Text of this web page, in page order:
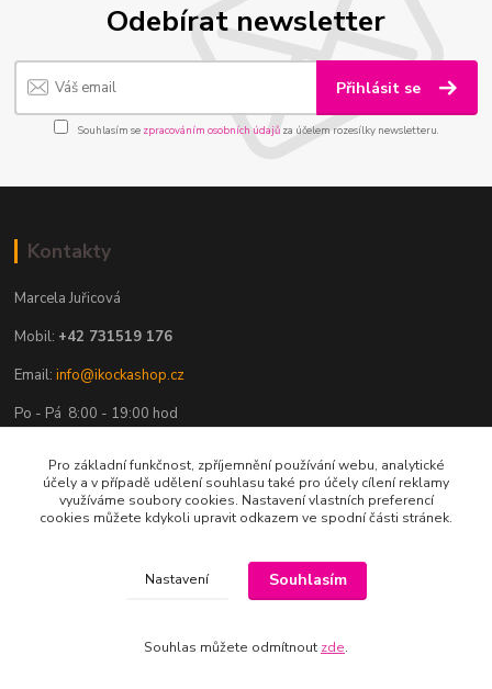
Odebírat newsletter
Přihlásit se
Souhlasím se zpracováním osobních údajůza účelem rozesílky newsletteru.
Kontakty
Marcela Juřicová
Mobil: +42 731519 176
Email:info@ikockashop.cz
Po - Pá 8:00 - 19:00 hod
Provozovatel
Pro základní funkčnost, zpříjemnění používání webu, analytické
účely a v případě udělení souhlasu také pro účely cílení reklamy
využíváme soubory cookies. Nastavení vlastních preferencí
cookies můžete kdykoli upravit odkazem ve spodní části stránek.
Nastavení Souhlasím
Souhlas můžete odmítnout zde.